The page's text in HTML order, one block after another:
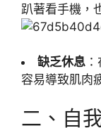
趴著看手機，
缺乏休息
容易導致肌肉
二、自